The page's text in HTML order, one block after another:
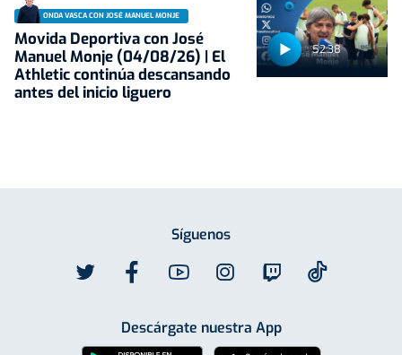
52:38
ONDA VASCA CON JOSÉ MANUEL MONJE
Movida Deportiva con José
Manuel Monje (04/08/26) | El
Athletic continúa descansando
antes del inicio liguero
Síguenos
Descárgate nuestra App